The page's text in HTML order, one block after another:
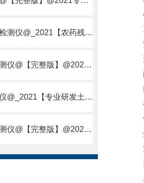
农药残留快速检测仪@_2021【农药残留检测仪器仪表DE原理】
抗生素残留检测仪@【完整版】@2021专业抗生素残留检测仪器仪表
土壤养分检测仪@_2021【专业研发土壤养分快速检测仪器仪表厂】
土壤重金属检测仪@【完整版】@2021专业土壤重金属快速检测仪器仪表
4.
三
安
蓝
配
内
检
便
外
交
四
序